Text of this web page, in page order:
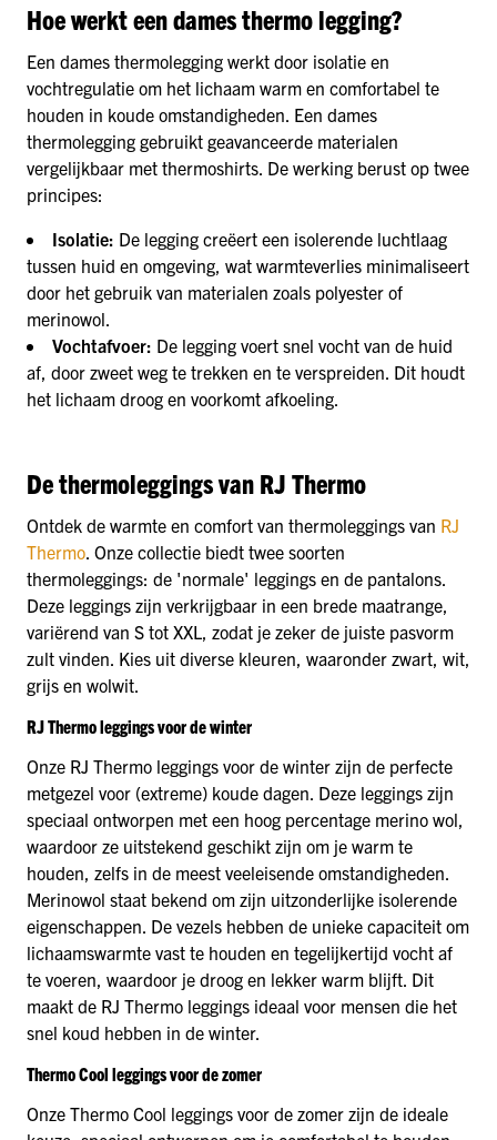
Hoe werkt een dames thermo legging?
Een dames thermolegging werkt door isolatie en
vochtregulatie om het lichaam warm en comfortabel te
houden in koude omstandigheden. Een dames
thermolegging gebruikt geavanceerde materialen
vergelijkbaar met thermoshirts. De werking berust op twee
principes:
Isolatie: De legging creëert een isolerende luchtlaag
tussen huid en omgeving, wat warmteverlies minimaliseert
door het gebruik van materialen zoals polyester of
merinowol.
Vochtafvoer: De legging voert snel vocht van de huid
af, door zweet weg te trekken en te verspreiden. Dit houdt
het lichaam droog en voorkomt afkoeling.
De thermoleggings van RJ Thermo
Ontdek de warmte en comfort van thermoleggings van RJ
Thermo. Onze collectie biedt twee soorten
thermoleggings: de 'normale' leggings en de pantalons.
Deze leggings zijn verkrijgbaar in een brede maatrange,
variërend van S tot XXL, zodat je zeker de juiste pasvorm
zult vinden. Kies uit diverse kleuren, waaronder zwart, wit,
grijs en wolwit.
RJ Thermo leggings voor de winter
Onze RJ Thermo leggings voor de winter zijn de perfecte
metgezel voor (extreme) koude dagen. Deze leggings zijn
speciaal ontworpen met een hoog percentage merino wol,
waardoor ze uitstekend geschikt zijn om je warm te
houden, zelfs in de meest veeleisende omstandigheden.
Merinowol staat bekend om zijn uitzonderlijke isolerende
eigenschappen. De vezels hebben de unieke capaciteit om
lichaamswarmte vast te houden en tegelijkertijd vocht af
te voeren, waardoor je droog en lekker warm blijft. Dit
maakt de RJ Thermo leggings ideaal voor mensen die het
snel koud hebben in de winter.
Thermo Cool leggings voor de zomer
Onze Thermo Cool leggings voor de zomer zijn de ideale